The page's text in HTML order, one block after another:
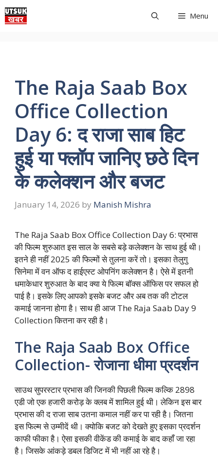
Skip
to
Menu
The Raja Saab Box
Office Collection
Day 6: द राजा साब हिट
हुई या फ्लॉप जानिए छठे दिन
के कलेक्शन और बजट
January 14, 2026 by Manish Mishra
The Raja Saab Box Office Collection Day 6: प्रभास
की फिल्म शुरुआत इस साल के सबसे बड़े कलेक्शन के साथ हुई थी।
इतने ही नहीं 2025 की फिल्मों से तुलना करें तो। इसका तेलुगु
सिनेमा में वन ऑफ द हाईएस्ट ओपनिंग कलेक्शन है। ऐसे में इतनी
धमाकेधार शुरुआत के बाद क्या ये फिल्म बॉक्स ऑफिस पर सफल हो
पाई है। इसके लिए आपको इसके बजट और अब तक की टोटल
कमाई जानना होगा है। साथ ही आज The Raja Saab Day 9
Collection कितना कर रही है।
The Raja Saab Box Office
Collection- रोजाना धीमा प्रदर्शन
साउथ सुपरस्टार प्रभास की जिनकी पिछली फिल्म कल्कि 2898
एडी जो एक हजारी करोड़ के क्लब में शामिल हुई थी। लेकिन इस बार
प्रभास की द राजा साब उतना कमाल नहीं कर पा रही है। जितना
इस फिल्म से उम्मीदें थी। क्योकि बजट को देखते हुए इसका प्रदर्शन
काफी फीका है। ऐसा इसकी वीकेंड की कमाई के बाद कहाँ जा रहा
है। जिसके आंकड़े डबल डिजिट में भी नहीं आ रहे है।